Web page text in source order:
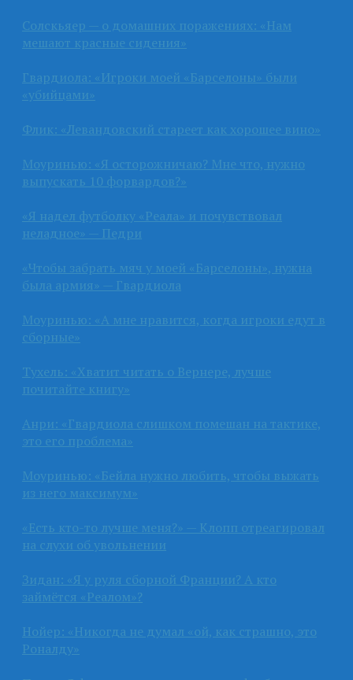
Солскьяер — о домашних поражениях: «Нам
мешают красные сидения»
Гвардиола: «Игроки моей «Барселоны» были
«убийцами»
Флик: «Левандовский стареет как хорошее вино»
Моуринью: «Я осторожничаю? Мне что, нужно
выпускать 10 форвардов?»
«Я надел футболку «Реала» и почувствовал
неладное» — Педри
«Чтобы забрать мяч у моей «Барселоны», нужна
была армия» — Гвардиола
Моуринью: «А мне нравится, когда игроки едут в
сборные»
Тухель: «Хватит читать о Вернере, лучше
почитайте книгу»
Анри: «Гвардиола слишком помешан на тактике,
это его проблема»
Моуринью: «Бейла нужно любить, чтобы выжать
из него максимум»
«Есть кто-то лучше меня?» — Клопп отреагировал
на слухи об увольнении
Зидан: «Я у руля сборной Франции? А кто
займётся «Реалом»?
Нойер: «Никогда не думал «ой, как страшно, это
Роналду»